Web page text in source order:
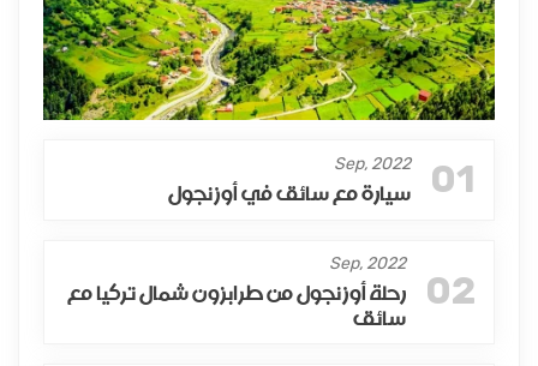
01
Sep, 2022
سيارة مع سائق في أوزنجول
02
Sep, 2022
رحلة أوزنجول من طرابزون شمال تركيا مع
سائق